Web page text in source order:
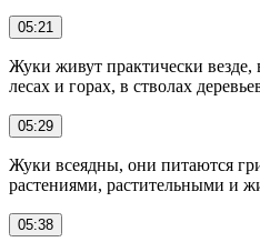
05:21
Жуки живут практически везде,
лесах и горах, в стволах
05:29
Жуки всеядны, они питаются
растениями, растительными и
05:38